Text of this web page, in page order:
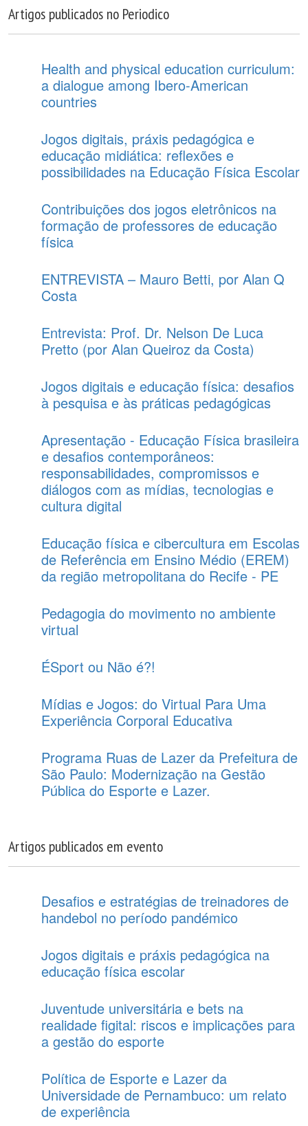
Artigos publicados no Periodico
Health and physical education curriculum:
a dialogue among Ibero-American
countries
Jogos digitais, práxis pedagógica e
educação midiática: reflexões e
possibilidades na Educação Física Escolar
Contribuições dos jogos eletrônicos na
formação de professores de educação
física
ENTREVISTA – Mauro Betti, por Alan Q
Costa
Entrevista: Prof. Dr. Nelson De Luca
Pretto (por Alan Queiroz da Costa)
Jogos digitais e educação física: desafios
à pesquisa e às práticas pedagógicas
Apresentação - Educação Física brasileira
e desafios contemporâneos:
responsabilidades, compromissos e
diálogos com as mídias, tecnologias e
cultura digital
Educação física e cibercultura em Escolas
de Referência em Ensino Médio (EREM)
da região metropolitana do Recife - PE
Pedagogia do movimento no ambiente
virtual
ÉSport ou Não é?!
Mídias e Jogos: do Virtual Para Uma
Experiência Corporal Educativa
Programa Ruas de Lazer da Prefeitura de
São Paulo: Modernização na Gestão
Pública do Esporte e Lazer.
Artigos publicados em evento
Desafios e estratégias de treinadores de
handebol no período pandémico
Jogos digitais e práxis pedagógica na
educação física escolar
Juventude universitária e bets na
realidade figital: riscos e implicações para
a gestão do esporte
Política de Esporte e Lazer da
Universidade de Pernambuco: um relato
de experiência